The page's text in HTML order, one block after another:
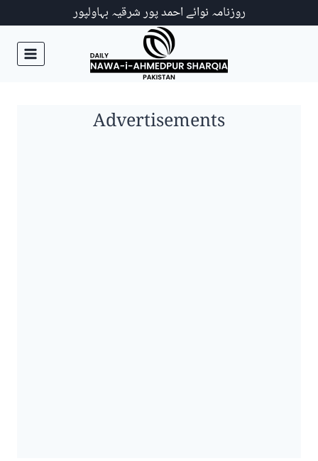
روزنامہ نوائے احمد پور شرقیہ بہاولپور
Advertisements